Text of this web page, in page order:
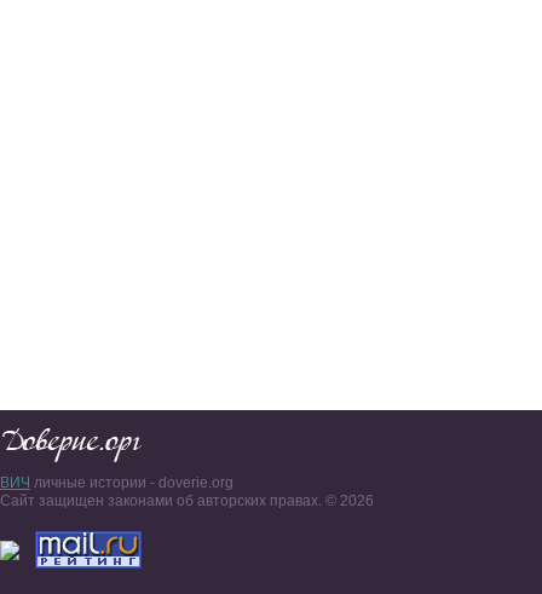
ВИЧ личные истории - doverie.org
Сайт защищен законами об авторских правах. © 2026